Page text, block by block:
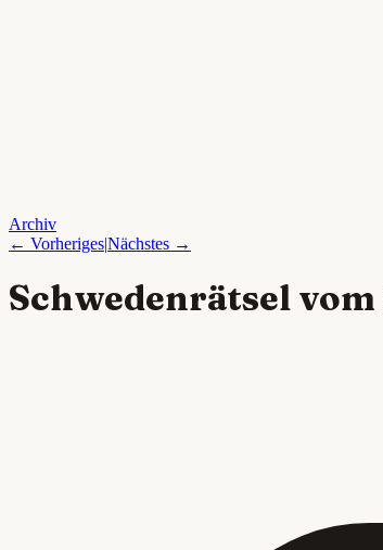
Archiv
← Vorheriges|Nächstes →
Schwedenrätsel vom